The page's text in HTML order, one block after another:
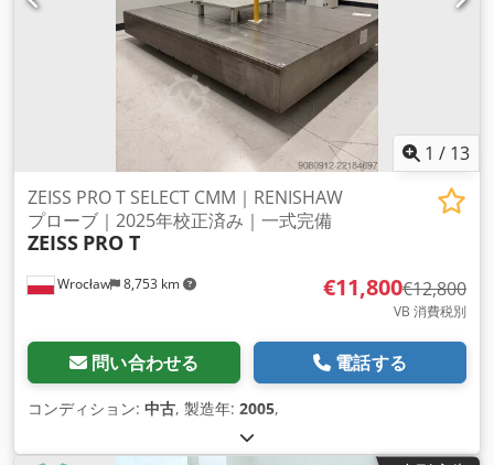
1 / 13
Wrocław 8,753 km
ZEISS PRO T SELECT CMM｜RENISHAW
プローブ｜2025年校正済み｜一式完備
ZEISS PRO T
€11,800€12,800
VB 消費税別
問い合わせる 電話する
コンディション: 中古, 製造年: 2005,